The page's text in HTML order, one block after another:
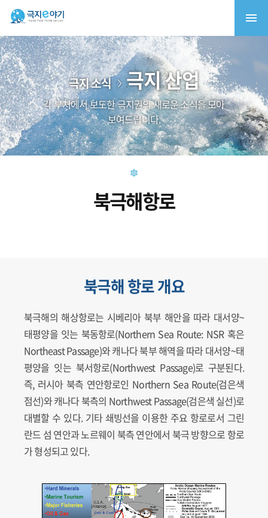
극지 소식 극지 산업
각 부처에서 보도한 극지권의 새로운 소식을 모아
보여드립니다.
북극해항로
북극해 항로 개요
북극해의 해상항로는 시베리아 북부 해안을 따라 대서양~
태평양을 잇는 북동항로(Northern Sea Route: NSR 혹은
Northeast Passage)와 캐나다 북부 해역을 따라 대서양~태
평양을 잇는 북서항로(Northwest Passage)로 구분된다.
즉, 러시아 북측 연안항로인 Northern Sea Route(검은색
점선)와 캐나다 북측의 Northwest Passage(검은색 실선)로
대별할 수 있다. 기타 쇄빙선을 이용한 주요 항로로서 그린
란드 섬 연안과 노르웨이 북측 연안에서 북극 방향으로 항로
가 형성되고 있다.